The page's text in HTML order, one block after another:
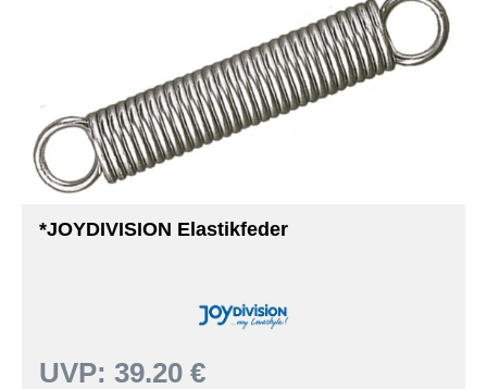
*JOYDIVISION Elastikfeder
UVP: 39.20 €